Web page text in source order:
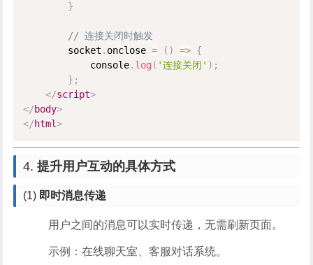
}
// 连接关闭时触发
        socket
. onclose = ( ) => {
            console
. log ( '连接关闭' ) ;
} ;
</script>
</body>
</html>
4.提升用户互动的具体方式
(1) 即时消息传递
用户之间的消息可以实时传递，无需刷新页面。
示例：在线聊天室、客服对话系统。